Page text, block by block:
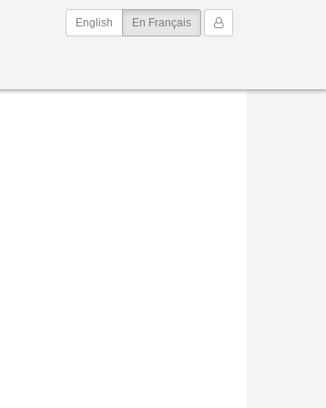
Mon Compte
English En Français(current)